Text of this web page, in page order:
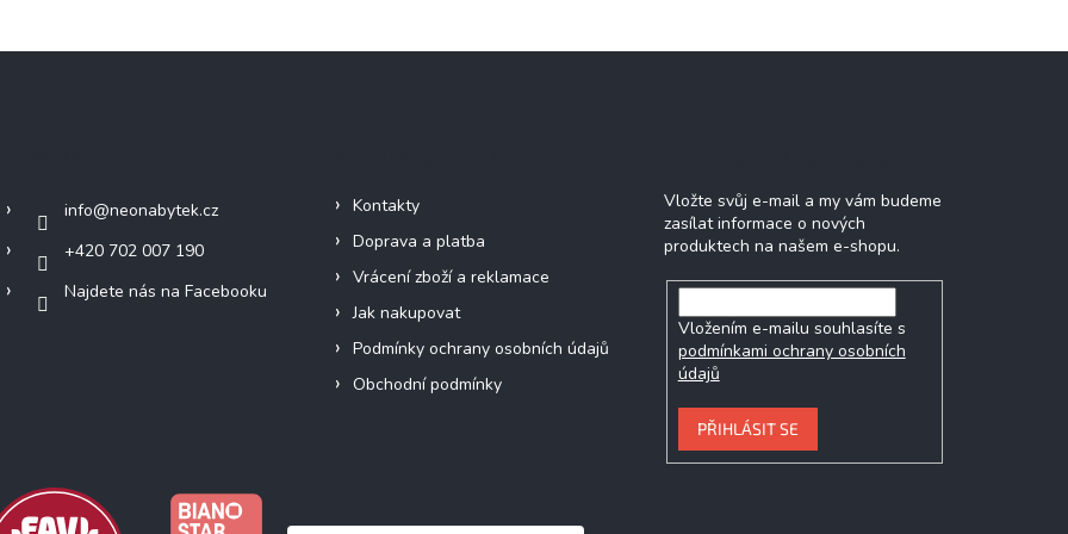
info@neonabytek.cz
+420 702 007 190
Najdete nás na Facebooku
Kontakty
Doprava a platba
Vrácení zboží a reklamace
Jak nakupovat
Podmínky ochrany osobních údajů
Obchodní podmínky
Vložte svůj e-mail a my vám budeme
zasílat informace o nových
produktech na našem e-shopu.
Vložením e-mailu souhlasíte s
podmínkami ochrany osobních
údajů
PŘIHLÁSIT SE